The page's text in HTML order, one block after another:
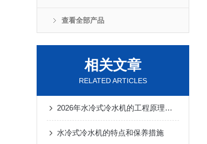
查看全部产品
相关文章
RELATED ARTICLES
2026年水冷式冷水机的工程原理与系统集成
水冷式冷水机的特点和保养措施